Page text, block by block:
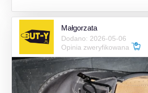
Małgorzata
Dodano: 2026-05-06
Opinia zweryfikowana